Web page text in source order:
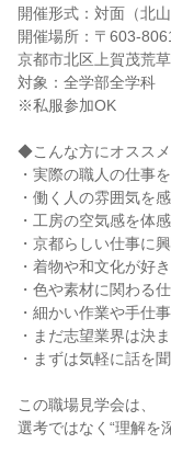
開催形式：対面（北山
開催場所：〒603-
京都市北区上賀茂荒
対象：全学部全学科
※私服参加OK
◆こんな方にオスス
・実際の職人の仕事
・働く人の雰囲気を
・工房の空気感を体
・京都らしい仕事に
・着物や和文化が好き
・色や素材に関わる
・細かい作業や手仕
・まだ志望業界は決
・まずは気軽に話を
この職場見学会は、
選考ではなく“理解を